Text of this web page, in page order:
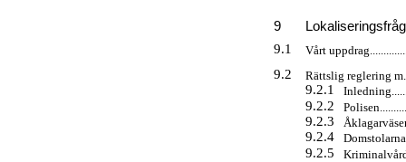
9
9.1 Vårt
9.2 Rättslig reglering
9.2.1
9.2.2
9.2.3
9.2.4
9.2.5